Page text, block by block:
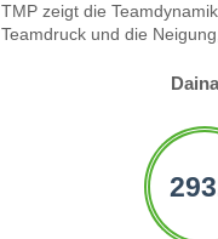
TMP zeigt die
Teamdruck und die